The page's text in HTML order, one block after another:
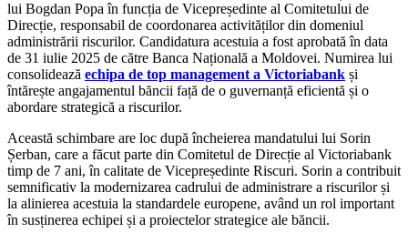
lui Bogdan Popa în funcția de Vicepreședinte al Comitetului de
Direcție, responsabil de coordonarea activităților din domeniul
administrării riscurilor. Candidatura acestuia a fost aprobată în data
de 31 iulie 2025 de către Banca Națională a Moldovei. Numirea lui
consolidează echipa de top management a Victoriabank și
întărește angajamentul băncii față de o guvernanță eficientă și o
abordare strategică a riscurilor.
Această schimbare are loc după încheierea mandatului lui Sorin
Șerban, care a făcut parte din Comitetul de Direcție al Victoriabank
timp de 7 ani, în calitate de Vicepreședinte Riscuri. Sorin a contribuit
semnificativ la modernizarea cadrului de administrare a riscurilor și
la alinierea acestuia la standardele europene, având un rol important
în susținerea echipei și a proiectelor strategice ale băncii.